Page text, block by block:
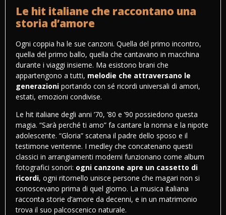
Le hit italiane che raccontano una
storia d’amore
Ogni coppia ha le sue canzoni. Quella del primo incontro,
quella del primo ballo, quella che cantavano in macchina
durante i viaggi insieme. Ma esistono brani che
appartengono a tutti, melodie che attraversano le
generazioni portando con sé ricordi universali di amori,
estati, emozioni condivise.
Le hit italiane degli anni ’70, ’80 e ’90 possiedono questa
magia. “Sarà perché ti amo” fa cantare la nonna e la nipote
adolescente. “Gloria” scatena il padre dello sposo e il
testimone ventenne. I medley che concatenano questi
classici in arrangiamenti moderni funzionano come album
fotografici sonori: ogni canzone apre un cassetto di
ricordi, ogni ritornello unisce persone che magari non si
conoscevano prima di quel giorno. La musica italiana
racconta storie d’amore da decenni, e in un matrimonio
trova il suo palcoscenico naturale.